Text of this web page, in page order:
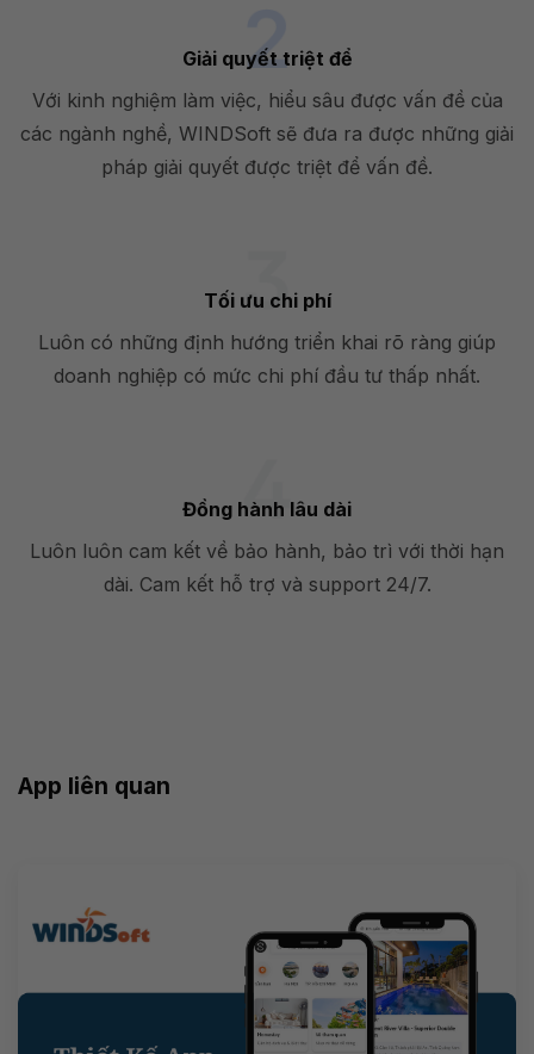
Giải quyết triệt để
Với kinh nghiệm làm việc, hiểu sâu được vấn đề của
các ngành nghề, WINDSoft sẽ đưa ra được những giải
pháp giải quyết được triệt để vấn đề.
Tối ưu chi phí
Luôn có những định hướng triển khai rõ ràng giúp
doanh nghiệp có mức chi phí đầu tư thấp nhất.
Đồng hành lâu dài
Luôn luôn cam kết về bảo hành, bảo trì với thời hạn
dài. Cam kết hỗ trợ và support 24/7.
App liên quan